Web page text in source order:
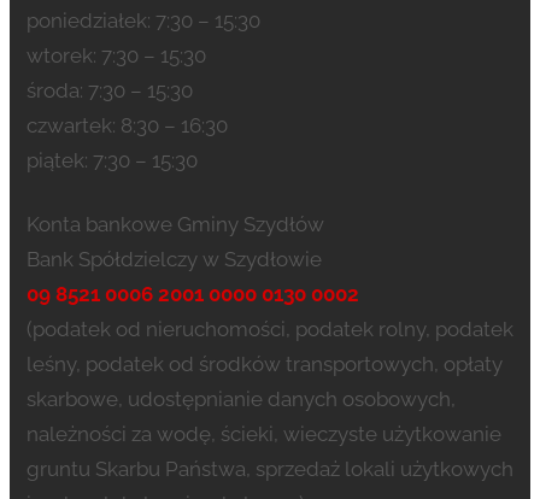
poniedziałek: 7:30 – 15:30
wtorek: 7:30 – 15:30
środa: 7:30 – 15:30
czwartek: 8:30 – 16:30
piątek: 7:30 – 15:30
Konta bankowe Gminy Szydłów
Bank Spółdzielczy w Szydłowie
09 8521 0006 2001 0000 0130 0002
(podatek od nieruchomości, podatek rolny, podatek
leśny, podatek od środków transportowych, opłaty
skarbowe, udostępnianie danych osobowych,
należności za wodę, ścieki, wieczyste użytkowanie
gruntu Skarbu Państwa, sprzedaż lokali użytkowych